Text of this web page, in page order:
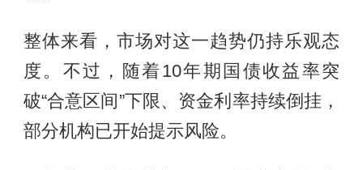
整体来看，市场对这一趋势仍持乐观态
度。不过，随着10年期国债收益率突
破“合意区间”下限、资金利率持续倒挂，
部分机构已开始提示风险。